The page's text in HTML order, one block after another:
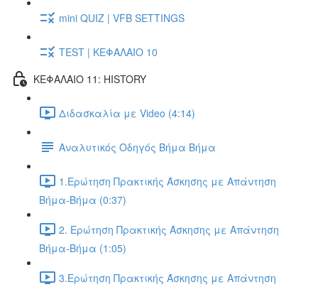
mini QUIZ | VFB SETTINGS
TEST | ΚΕΦΑΛΑΙΟ 10
ΚΕΦΑΛΑΙΟ 11: HISTORY
Διδασκαλία με Video (4:14)
Αναλυτικός Οδηγός Βήμα Βήμα
1.Ερώτηση Πρακτικής Άσκησης με Απάντηση
Βήμα-Βήμα (0:37)
2. Ερώτηση Πρακτικής Άσκησης με Απάντηση
Βήμα-Βήμα (1:05)
3.Ερώτηση Πρακτικής Άσκησης με Απάντηση